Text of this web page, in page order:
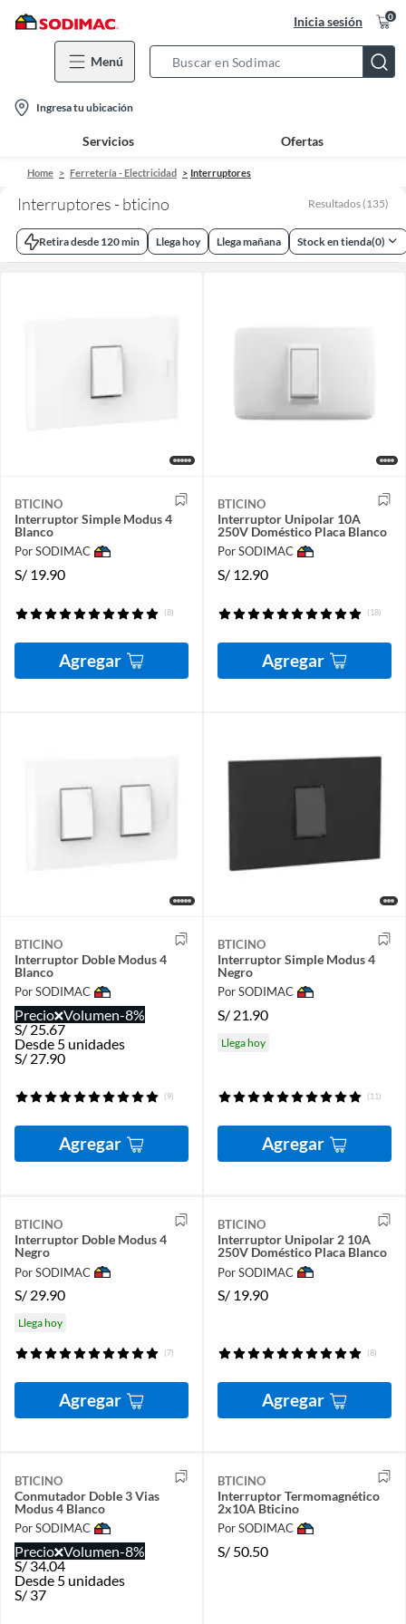
Inicia sesión 0
Menú
Bar
location-
icon
Ingresa tu ubicación
Servicios Ofertas
Home Ferretería - Electricidad Interruptores
Interruptores - bticino Resultados (135)
Retira desde 120 min Llega hoy Llega mañana Stock en tienda(0)
BTICINO
Interruptor Simple Modus 4
Blanco
Por SODIMAC
S/ 19.90
(8)
Agregar
BTICINO
Interruptor Unipolar 10A
250V Doméstico Placa Blanco
Por SODIMAC
S/ 12.90
(18)
Agregar
BTICINO
Interruptor Doble Modus 4
Blanco
Por SODIMAC
Precio Volumen-8%
S/25.67
Desde 5 unidades
S/ 27.90
(9)
Agregar
BTICINO
Interruptor Simple Modus 4
Negro
Por SODIMAC
S/ 21.90
Llega hoy
(11)
Agregar
BTICINO
Interruptor Doble Modus 4
Negro
Por SODIMAC
S/ 29.90
Llega hoy
(7)
Agregar
BTICINO
Interruptor Unipolar 2 10A
250V Doméstico Placa Blanco
Por SODIMAC
S/ 19.90
(8)
Agregar
BTICINO
Conmutador Doble 3 Vias
Modus 4 Blanco
Por SODIMAC
Precio Volumen-8%
S/34.04
Desde 5 unidades
S/ 37
BTICINO
Interruptor Termomagnético
2x10A Bticino
Por SODIMAC
S/ 50.50